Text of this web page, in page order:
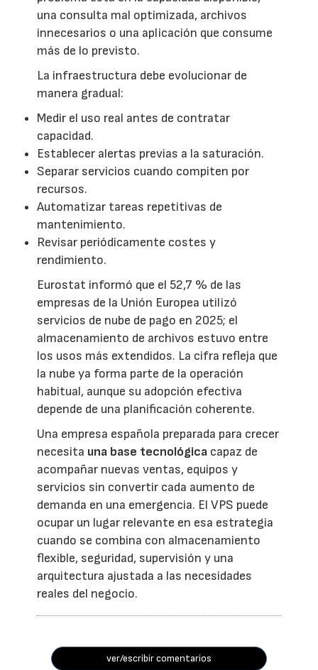
una consulta mal optimizada, archivos
innecesarios o una aplicación que consume
más de lo previsto.
La infraestructura debe evolucionar de
manera gradual:
Medir el uso real antes de contratar
capacidad.
Establecer alertas previas a la saturación.
Separar servicios cuando compiten por
recursos.
Automatizar tareas repetitivas de
mantenimiento.
Revisar periódicamente costes y
rendimiento.
Eurostat informó que el 52,7 % de las
empresas de la Unión Europea utilizó
servicios de nube de pago en 2025; el
almacenamiento de archivos estuvo entre
los usos más extendidos. La cifra refleja que
la nube ya forma parte de la operación
habitual, aunque su adopción efectiva
depende de una planificación coherente.
Una empresa española preparada para crecer
necesita una base tecnológica capaz de
acompañar nuevas ventas, equipos y
servicios sin convertir cada aumento de
demanda en una emergencia. El VPS puede
ocupar un lugar relevante en esa estrategia
cuando se combina con almacenamiento
flexible, seguridad, supervisión y una
arquitectura ajustada a las necesidades
reales del negocio.
ver/escribir comentarios